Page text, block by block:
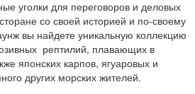
уголки для переговоров и деловых
со своей историей и по-своему
вы найдете уникальную коллекцию
рептилий, плавающих в
японских карпов, ягуаровых и
других морских жителей.